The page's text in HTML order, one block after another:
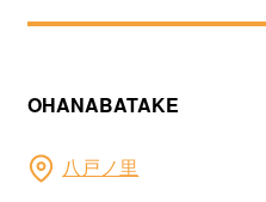
OHANABATAKE
八戸ノ里